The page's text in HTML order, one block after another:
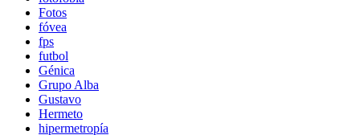
Fotos
fóvea
fps
futbol
Génica
Grupo Alba
Gustavo
Hermeto
hipermetropía